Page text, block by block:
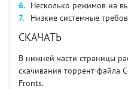
Несколько режимов на
Низкие системные
СКАЧАТЬ
В нижней части страницы
скачивания торрент-файла
Fronts.